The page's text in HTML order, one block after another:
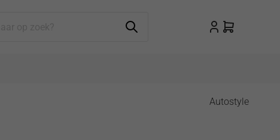
Autostyle